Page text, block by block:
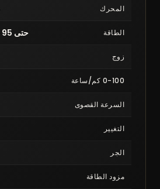
المحرك
الطاقة حتى 95 حصاناً (71 كيلوواط)
زوج
0-100 كم/ساعة
السرعة القصوى
التغيير
الجر
مزود الطاقة